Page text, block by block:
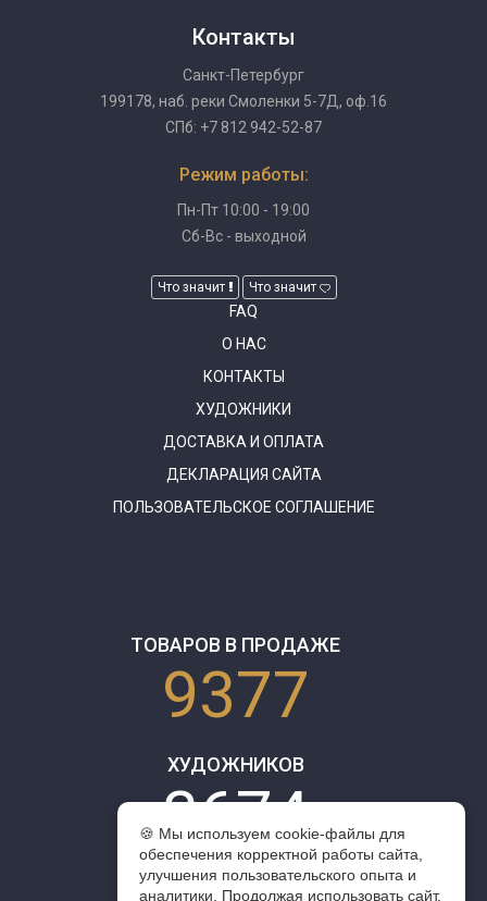
Контакты
Санкт-Петербург
199178, наб. реки Смоленки 5-7Д, оф.16
СПб: +7 812 942-52-87
Режим работы:
Пн-Пт 10:00 - 19:00
Сб-Вс - выходной
Что значит Что значит
FAQ
О НАС
КОНТАКТЫ
ХУДОЖНИКИ
ДОСТАВКА И ОПЛАТА
ДЕКЛАРАЦИЯ САЙТА
ПОЛЬЗОВАТЕЛЬСКОЕ СОГЛАШЕНИЕ
ТОВАРОВ В ПРОДАЖЕ
9377
ХУДОЖНИКОВ
3674
🍪 Мы используем cookie-файлы для
обеспечения корректной работы сайта,
улучшения пользовательского опыта и
аналитики. Продолжая использовать сайт,